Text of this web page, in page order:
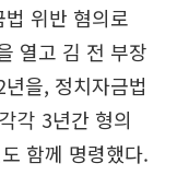
위반 혐의로
열고 김 전 부장
을, 정치자금법
각 3년간 형의
함께 명령했다.